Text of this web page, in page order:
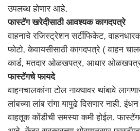
उपलब्ध होणार आहे.
फास्टॅग खरेदीसाठी आवश्यक कागदपत्रे
वाहनाचे रजिस्ट्रेशन सर्टीफिकेट,
फोटो, केवायसीसाठी कागदपत्रे ( वाहन
कार्ड, मतदार ओळखपत्र, आधार ओळखपत्र
फास्टॅगचे फायदे
वाहनचालकांना टोल नाक्यावर थांबावे
लांबच्या लांब रांगा यापुढे दिसणार नाही.
वाहतूक कोंडीची समस्या कमी होईल.